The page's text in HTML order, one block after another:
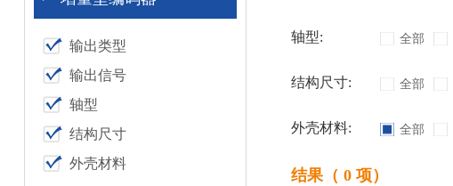
输出类型
输出信号
轴型
结构尺寸
外壳材料
轴型: 全部
结构尺寸: 全部
外壳材料: 全部
结果（ 0 项）